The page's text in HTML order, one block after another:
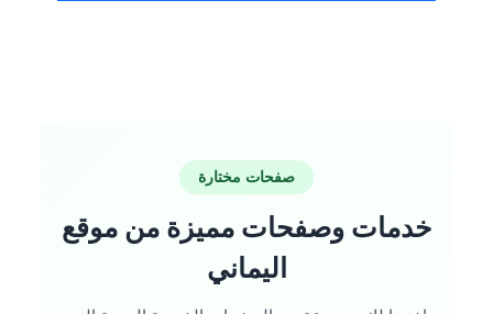
صفحات مختارة
خدمات وصفحات مميزة من موقع
اليماني